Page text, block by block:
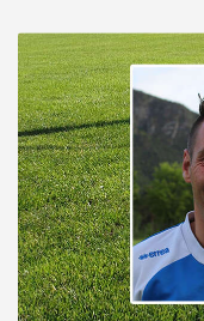
Mercato
Erreà Cup
Giovanile
Video
Fotogallery